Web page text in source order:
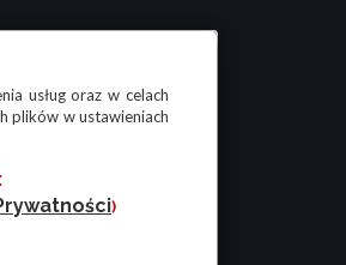
usług oraz w celach
plików w ustawieniach
)